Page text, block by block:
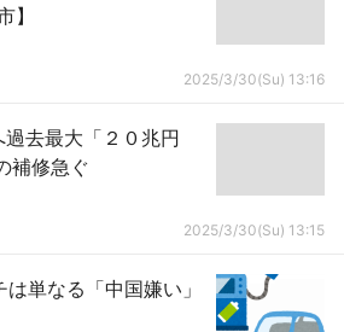
】
2025/3/30(Su) 13:16
過去最大「２０兆円
補修急ぐ
2025/3/30(Su) 13:15
単なる「中国嫌い」